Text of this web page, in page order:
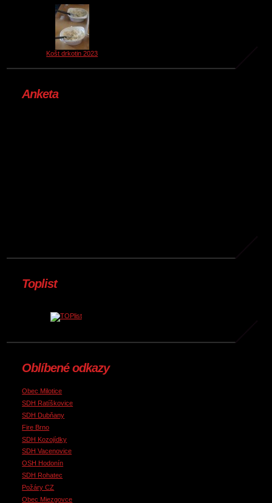
Košt drkotin 2023
Anketa
Toplist
Oblíbené odkazy
Obec Milotice
SDH Ratíškovice
SDH Dubňany
Fire Brno
SDH Kozojídky
SDH Vacenovice
OSH Hodonín
SDH Rohatec
Požáry CZ
Obec Miezgovce